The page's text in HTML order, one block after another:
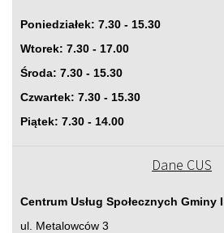
Poniedziałek: 7.30 - 15.30
Wtorek: 7.30 - 17.00
Środa: 7.30 - 15.30
Czwartek: 7.30 - 15.30
Piątek: 7.30 - 14.00
Dane CUS
Centrum Usług Społecznych Gminy
ul. Metalowców 3